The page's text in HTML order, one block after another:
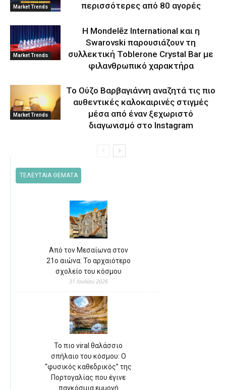
Market Trends
περισσότερες από 80 αγορές
Market Trends
Η Mondelēz International και η
Swarovski παρουσιάζουν τη
συλλεκτική Toblerone Crystal Bar με
φιλανθρωπικό χαρακτήρα
Market Trends
Το Ούζο Βαρβαγιάννη αναζητά τις πιο
αυθεντικές καλοκαιρινές στιγμές
μέσα από έναν ξεχωριστό
διαγωνισμό στο Instagram
ΤΕΛΕΥΤΑΙΑ ΘΕΜΑΤΑ
Από τον Μεσαίωνα στον
21ο αιώνα: Το αρχαιότερο
σχολείο του κόσμου
31 Ιουλίου 2026
Το πιο viral θαλάσσιο
σπήλαιο του κόσμου: Ο
“φυσικός καθεδρικός” της
Πορτογαλίας που έγινε
παγκόσμια εμμονή